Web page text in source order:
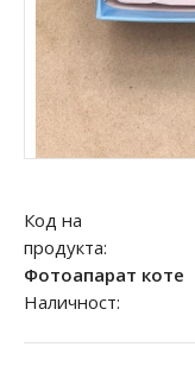
Код на
продукта:
Фотоапарат коте
Наличност: